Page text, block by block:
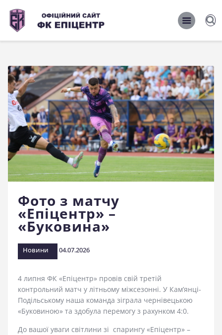
ОФІЦІЙНИЙ САЙТ ФК ЕПІЦЕНТР
ОФІЦІЙНИЙ САЙТ ФК ЕПІЦЕНТР
Головна
Новини
Команда
Матчі 2026/2027
Фото
Історія
Клуб
Фан-шоп
Правила поведінки на
стадіоні
Фото з матчу
«Епіцентр» –
«Буковина»
Новини 04.07.2026
4 липня ФК «Епіцентр» провів свій третій
контрольний матч у літньому міжсезонні. У Кам’янці-
Подільському наша команда зіграла чернівецькою
«Буковиною» та здобула перемогу з рахунком 4:0.
До вашої уваги світлини зі спарингу «Епіцентр» –